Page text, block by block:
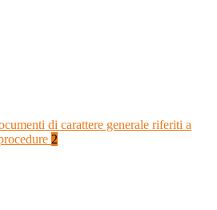
di carattere generale riferiti a
2